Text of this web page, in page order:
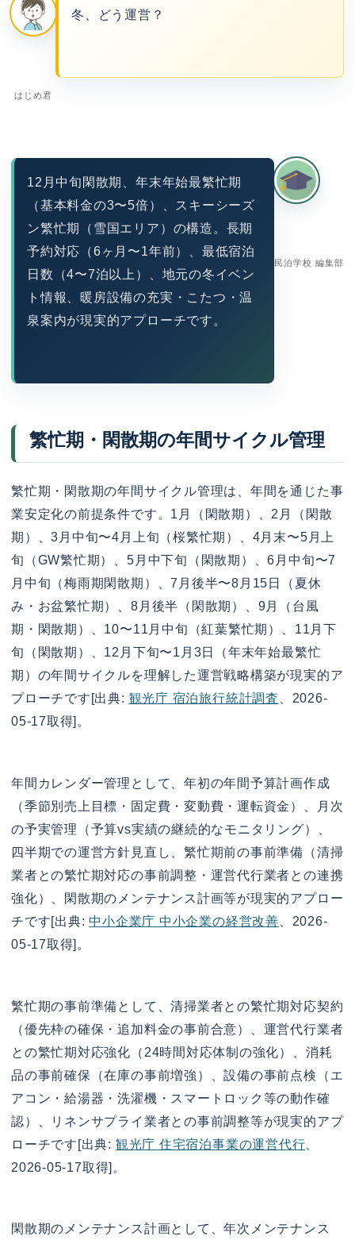
はじめ君
冬、どう運営？
民泊学校 編集部
12月中旬閑散期、年末年始最繁忙期
（基本料金の3〜5倍）、スキーシーズ
ン繁忙期（雪国エリア）の構造。長期
予約対応（6ヶ月〜1年前）、最低宿泊
日数（4〜7泊以上）、地元の冬イベン
ト情報、暖房設備の充実・こたつ・温
泉案内が現実的アプローチです。
繁忙期・閑散期の年間サイクル管理
繁忙期・閑散期の年間サイクル管理は、年間を通じた事
業安定化の前提条件です。1月（閑散期）、2月（閑散
期）、3月中旬〜4月上旬（桜繁忙期）、4月末〜5月上
旬（GW繁忙期）、5月中下旬（閑散期）、6月中旬〜7
月中旬（梅雨期閑散期）、7月後半〜8月15日（夏休
み・お盆繁忙期）、8月後半（閑散期）、9月（台風
期・閑散期）、10〜11月中旬（紅葉繁忙期）、11月下
旬（閑散期）、12月下旬〜1月3日（年末年始最繁忙
期）の年間サイクルを理解した運営戦略構築が現実的ア
プローチです[出典: 観光庁 宿泊旅行統計調査
、2026-
05-17取得]。
年間カレンダー管理として、年初の年間予算計画作成
（季節別売上目標・固定費・変動費・運転資金）、月次
の予実管理（予算vs実績の継続的なモニタリング）、
四半期での運営方針見直し、繁忙期前の事前準備（清掃
業者との繁忙期対応の事前調整・運営代行業者との連携
強化）、閑散期のメンテナンス計画等が現実的アプロー
チです[出典:中小企業庁 中小企業の経営改善 、2026-
05-17取得]。
繁忙期の事前準備として、清掃業者との繁忙期対応契約
（優先枠の確保・追加料金の事前合意）、運営代行業者
との繁忙期対応強化（24時間対応体制の強化）、消耗
品の事前確保（在庫の事前増強）、設備の事前点検（エ
アコン・給湯器・洗濯機・スマートロック等の動作確
認）、リネンサプライ業者との事前調整等が現実的アプ
ローチです[出典: 観光庁 住宅宿泊事業の運営代行
2026-05-17取得]。
閑散期のメンテナンス計画として、年次メンテナンス